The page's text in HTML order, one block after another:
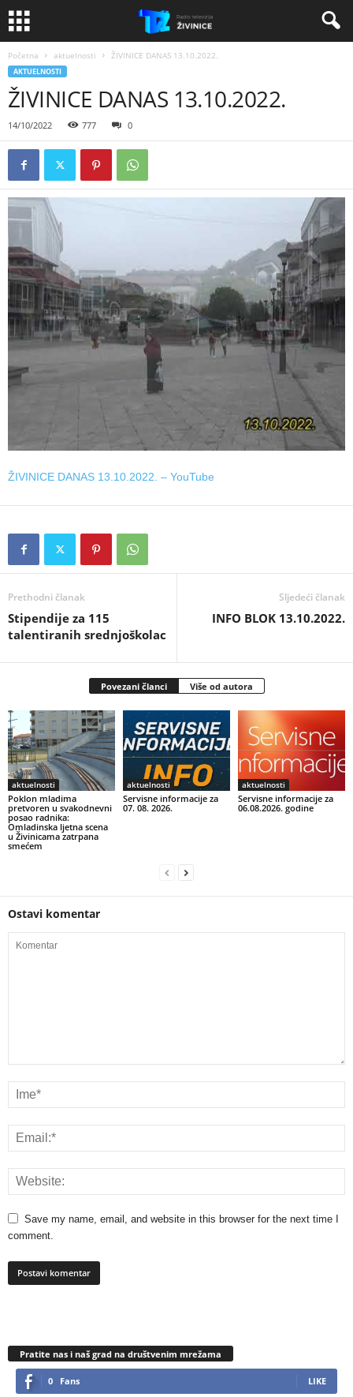
Početna aktuelnosti ŽIVINICE DANAS 13.10.2022.
AKTUELNOSTI
ŽIVINICE DANAS 13.10.2022.
14/10/2022 777 0
ŽIVINICE DANAS 13.10.2022. – YouTube
Prethodni članak
Stipendije za 115
talentiranih srednjoškolac
Sljedeći članak
INFO BLOK 13.10.2022.
Povezani članci Više od autora
aktuelnosti
Poklon mladima
pretvoren u svakodnevni
posao radnika:
Omladinska ljetna scena
u Živinicama zatrpana
smećem
aktuelnosti
Servisne informacije za
07. 08. 2026.
aktuelnosti
Servisne informacije za
06.08.2026. godine
Ostavi komentar
Save my name, email, and website in this browser for the next time I
comment.
Pratite nas i naš grad na društvenim mrežama
0 Fans LIKE